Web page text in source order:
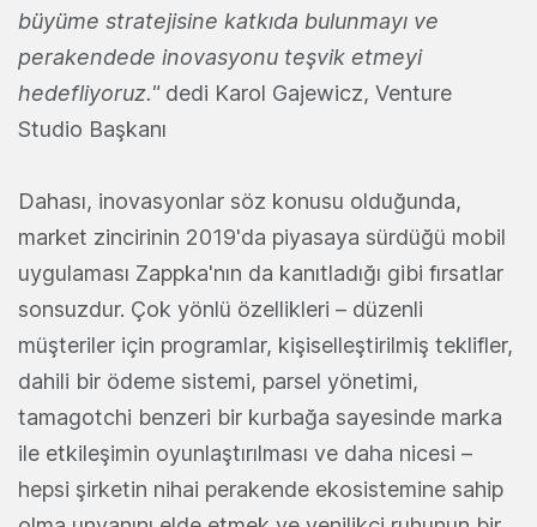
büyüme stratejisine katkıda bulunmayı ve
perakendede inovasyonu teşvik etmeyi
hedefliyoruz." dedi Karol Gajewicz, Venture
Studio Başkanı
Dahası, inovasyonlar söz konusu olduğunda,
market zincirinin 2019'da piyasaya sürdüğü mobil
uygulaması Zappka'nın da kanıtladığı gibi fırsatlar
sonsuzdur. Çok yönlü özellikleri – düzenli
müşteriler için programlar, kişiselleştirilmiş teklifler,
dahili bir ödeme sistemi, parsel yönetimi,
tamagotchi benzeri bir kurbağa sayesinde marka
ile etkileşimin oyunlaştırılması ve daha nicesi –
hepsi şirketin nihai perakende ekosistemine sahip